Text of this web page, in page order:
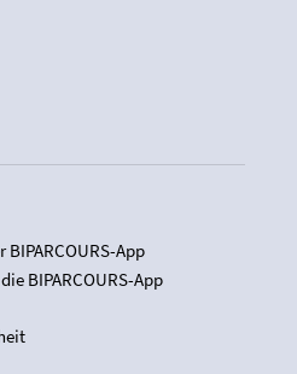
App
BIPARCOURS-App